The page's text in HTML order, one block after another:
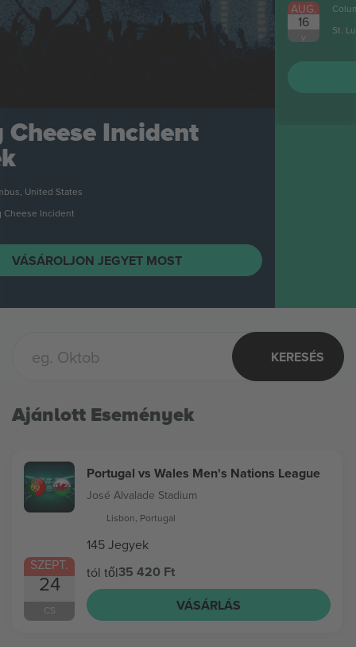
AUG.
16
Columbus, United States
St. Lucia
KERESÉS
Ajánlott Események
SZEPT.
24
CS
Portugal vs Wales Men's Nations League
José Alvalade Stadium
Lisbon, Portugal
145 Jegyek
tól től35 420 Ft
VÁSÁRLÁS